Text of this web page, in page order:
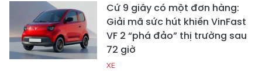
Cứ 9 giây có một đơn hàng:
Giải mã sức hút khiến VinFast
VF 2 “phá đảo” thị trường sau
72 giờ
XE